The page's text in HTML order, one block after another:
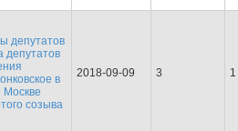
депутатов
депутатов
в
Москве
созыва
2018-09-09 3 1